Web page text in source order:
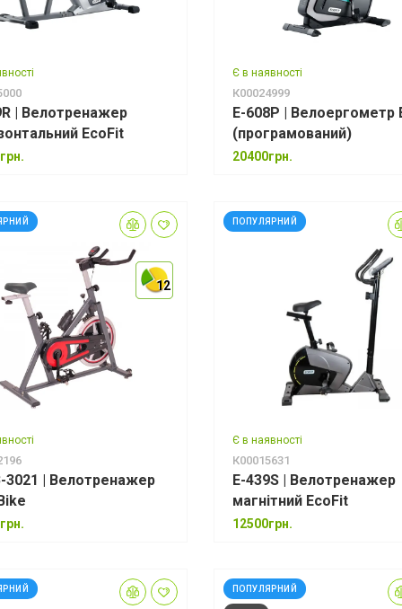
| Велотренажер
EcoFit
Є в наявності
К00024999
E-608P | Велоергометр
(програмований)
20400грн.
12
12
12
3021 | Велотренажер
ПОПУЛЯРНИЙ
Є в наявності
К00015631
E-439S | Велотренажер
магнітний EcoFit
12500грн.
ПОПУЛЯРНИЙ